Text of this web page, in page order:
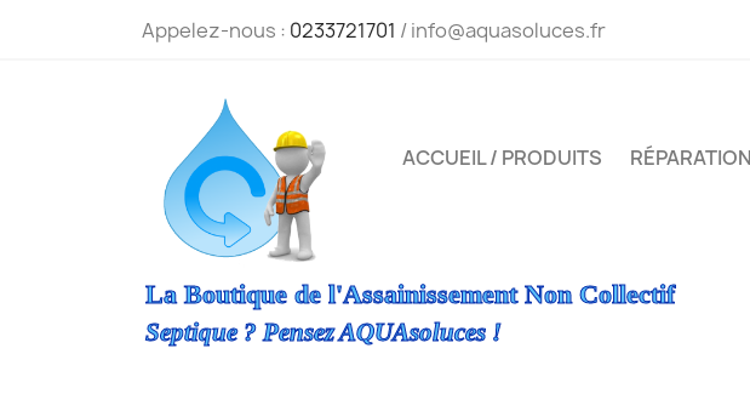
Appelez-nous : 0233721701 / info@aquasoluces.fr
ACCUEIL / PRODUITS RÉPARATION
La Boutique de l'Assainissement Non Collectif
Septique ? Pensez AQUAsoluces !